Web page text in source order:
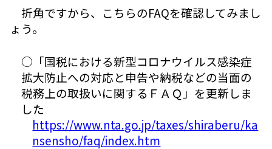
折角ですから、こちらのFAQを確認してみまし
ょう。
○「国税における新型コロナウイルス感染症
拡大防止への対応と申告や納税などの当面の
税務上の取扱いに関するＦＡＱ」を更新しま
した
https://www.nta.go.jp/taxes/shiraberu/ka
nsensho/faq/index.htm